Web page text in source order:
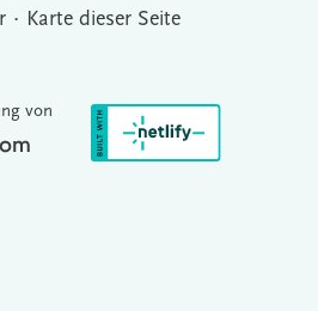
Karte dieser Seite
von